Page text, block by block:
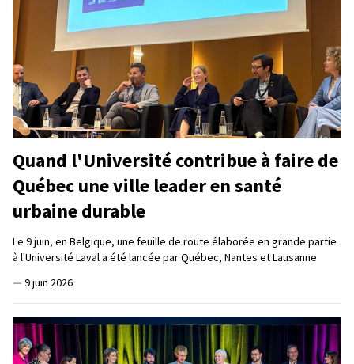
Quand l'Université contribue à faire de
Québec une ville leader en santé
urbaine durable
Le 9 juin, en Belgique, une feuille de route élaborée en grande partie
à l'Université Laval a été lancée par Québec, Nantes et Lausanne
— 9 juin 2026